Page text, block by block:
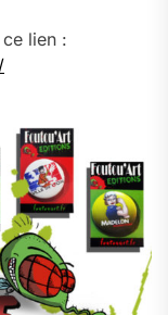
lien :